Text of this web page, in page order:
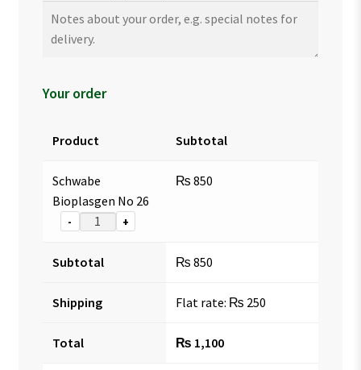
Your order
Product Subtotal
Schwabe
Bioplasgen No 26
- +
₨ 850
Subtotal ₨ 850
Shipping Flat rate: ₨ 250
Total ₨ 1,100